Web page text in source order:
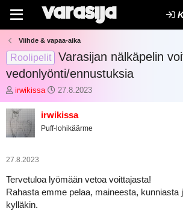
Viihde & vapaa-aika
Roolipelit
Varasijan nälkäpelin
vedonlyönti/ennustuksia
K
e
s
k
u
l
u
n
a
irwikissa
A
l
o
t
ä
v
27.8.2023
irwikissa
Puff-lohikäärme
27.8.2023
Tervetuloa lyömään vetoa voittajasta!
Rahasta emme pelaa, maineesta, kunniasta
kylläkin.